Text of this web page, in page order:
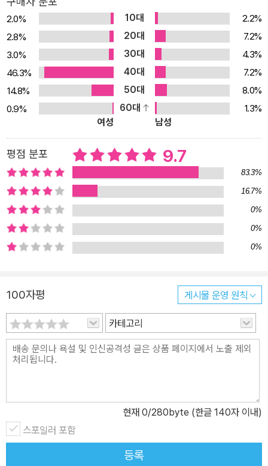
래너』는 수많은 독자들이 박철범의 책을 읽고, 머리와 마음속에 새기
게 된 공부법을 실제 생활에서 직접 따라해 볼 수 있도록 도와주는 프
로그램이다. 박철범 공부멘토의 공부법은 학원이나 과외강사가 가르
치는 공부기술과 다르다. 스스로 공부하는 시간과 공부의 양을 관리
하고, 공부에 대한 자기 확신을 끊임없이 갖는 것이 박철범의 하루공
부법의 핵심이다. 『박철범 스터디플래너』는 6개월 만에 비약적인 성
적 향상이라는 놀라운 결과를 가져왔던 박철범의 공부·시험·성적·생
활·시간 관리를 그대로 따라해볼 수 있도록 구성됐다. 공부 계획부터
실천까지 공부의 모든 것을 정리한 "하루공부법 사전"을 통해 공부에
대해 궁금한 점을 필요할 때마다 찾아볼 수 있도록 했다. 공부.시험.성
적.생활.시간 관리를 빈틈없이 잡아주는 스터디 플래너 흔한 학원도,
과외도 받지 않고 6개월만에 꼴찌에서 1등이 된 박철범. 공부할 형편
도 되지 않았고 공부에 흥미도 없었던 박철범은 어떻게 1등이 될 수
있었을까? 그 비결을 그대로 따라해 볼 수 있는 스터디 플래너가 바
로 『박철범 스터디 플래너』다. 단지 박철범, 한 사람의 성적을 올렸던
특별한 경험담이라면, 공부법을 말하는 것이 의미가 없다. 그러나 30
등급으로 성적을 올린 학생들이 실제 있는 바, 한번쯤 박철범의 공부
법을 그대로 따라해 보는 것도 좋을 것이다. 『박철범 스터디플래너』
는 하루 단위로 공부를 계획하고 실천했던 박철범의 공부법을 그대로
따라해 볼 수 있도록 구성된 스터디 플래너로, 이제껏 문구나 팬시로
만난 스터디플래너와 내용과 구성이 다르다. ▶ 자투리 시간까지 관
이 들어있지 않다. 『박철범 스터디플래너』는 틈틈이 있는 자투리시간
을 관리하고 계획할 수 있게 해주는 ‘나만의 하루공부 시간표’가 있다.
모두가 똑같이 보내는 하루를 좀더 적극적으로 보내면 남다른 결과를
2.0% 10대
2.2%
2.8%
20대
7.2%
3.0%
30대
4.3%
46.3%
40대
7.2%
14.8%
50대
8.0%
0.9%
60대
1.3%
여성
남성
평점 분포 9.7
83.3%
16.7%
0%
0%
0%
100자평 게시물 운영 원칙
카테고리
현재 0/280byte (한글 140자 이내)
스포일러 포함
등록